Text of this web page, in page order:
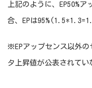
上記のように、EP50%
合、EPは
※EPアップセンス以外の
タ上昇値が公表されてい